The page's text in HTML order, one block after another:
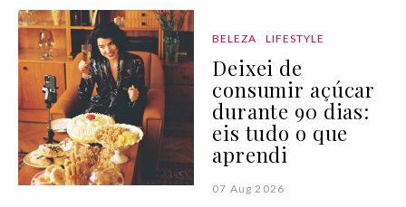
BELEZA LIFESTYLE
Deixei de
consumir açúcar
durante 90 dias:
eis tudo o que
aprendi
07 Aug 2026